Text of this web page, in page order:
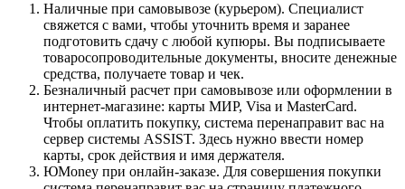
Наличные при самовывозе (курьером). Специалист
свяжется с вами, чтобы уточнить время и заранее
подготовить сдачу с любой купюры. Вы подписываете
товаросопроводительные документы, вносите денежные
средства, получаете товар и чек.
Безналичный расчет при самовывозе или оформлении в
интернет-магазине: карты МИР, Visa и MasterCard.
Чтобы оплатить покупку, система перенаправит вас на
сервер системы ASSIST. Здесь нужно ввести номер
карты, срок действия и имя держателя.
ЮMoney при онлайн-заказе. Для совершения покупки